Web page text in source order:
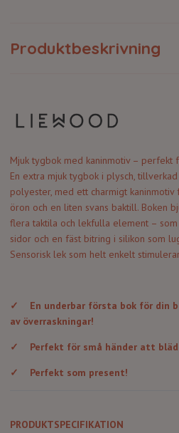
Produktbeskrivning
Mjuk tygbok med kaninmotiv – perfekt
En extra mjuk tygbok i plysch,
polyester, med ett charmigt
öron och en liten svans baktill. Boken
flera taktila och lekfulla element –
sidor och en fäst bitring i silikon som
Sensorisk lek som helt enkelt
✓
En underbar första bok för din
av överraskningar!
✓
Perfekt för små händer att
✓
Perfekt som present!
PRODUKTSPECIFIKATION